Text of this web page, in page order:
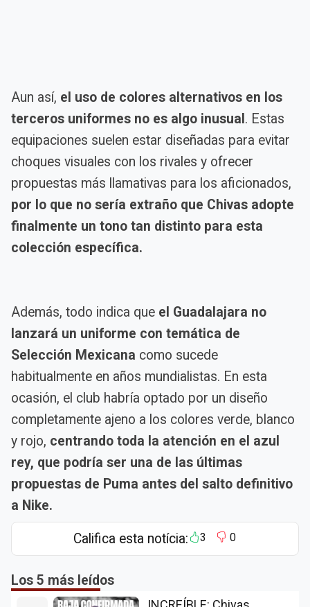
Aun así, el uso de colores alternativos en los
terceros uniformes no es algo inusual. Estas
equipaciones suelen estar diseñadas para evitar
choques visuales con los rivales y ofrecer
propuestas más llamativas para los aficionados,
por lo que no sería extraño que Chivas adopte
finalmente un tono tan distinto para esta
colección específica.
Además, todo indica que el Guadalajara no
lanzará un uniforme con temática de
Selección Mexicana como sucede
habitualmente en años mundialistas. En esta
ocasión, el club habría optado por un diseño
completamente ajeno a los colores verde, blanco
y rojo, centrando toda la atención en el azul
rey, que podría ser una de las últimas
propuestas de Puma antes del salto definitivo
a Nike.
Califica esta notícia: 3 0
Los 5 más leídos